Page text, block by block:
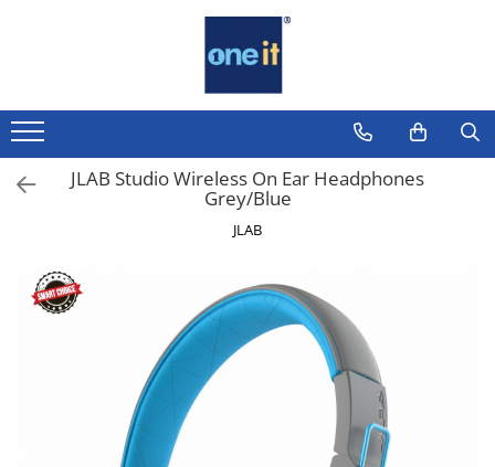
Laptop, Tablete & Telefoane
Laptop / Notebook
Notebook Consumer
Componente Laptop
Tablete & accesorii
Telefoane & accesorii
JLAB Studio Wireless On Ear Headphones
Grey/Blue
JLAB